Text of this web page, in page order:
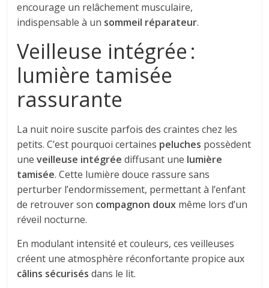
encourage un relâchement musculaire,
indispensable à un sommeil réparateur.
Veilleuse intégrée :
lumière tamisée
rassurante
La nuit noire suscite parfois des craintes chez les
petits. C’est pourquoi certaines peluches possèdent
uneveilleuse intégrée diffusant une lumière
tamisée. Cette lumière douce rassure sans
perturber l’endormissement, permettant à l’enfant
de retrouver son compagnon doux même lors d’un
réveil nocturne.
En modulant intensité et couleurs, ces veilleuses
créent une atmosphère réconfortante propice aux
câlins sécurisés dans le lit.